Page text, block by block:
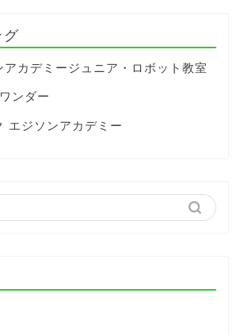
グ
アカデミージュニア・ロボット教室
ンダー
エジソンアカデミー